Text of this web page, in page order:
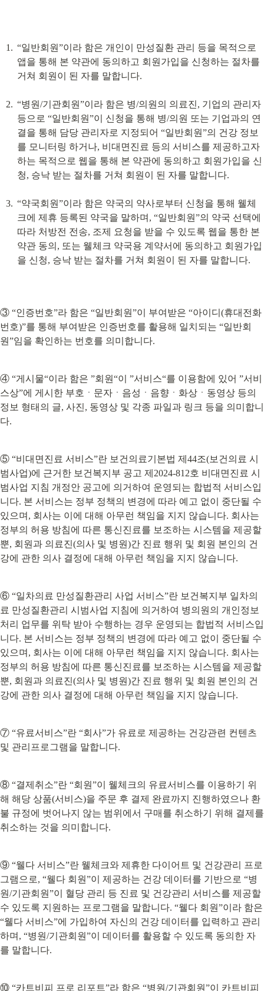
“일반회원”이라 함은 개인이 만성질환 관리 등을 목적으로
앱을 통해 본 약관에 동의하고 회원가입을 신청하는 절차를
거쳐 회원이 된 자를 말합니다.
“병원/기관회원”이라 함은 병/의원의 의료진, 기업의 관리자
등으로 “일반회원”이 신청을 통해 병/의원 또는 기업과의 연
결을 통해 담당 관리자로 지정되어 “일반회원”의 건강 정보
를 모니터링 하거나, 비대면진료 등의 서비스를 제공하고자
하는 목적으로 웹을 통해 본 약관에 동의하고 회원가입을 신
청, 승낙 받는 절차를 거쳐 회원이 된 자를 말합니다.
“약국회원”이라 함은 약국의 약사로부터 신청을 통해 웰체
크에 제휴 등록된 약국을 말하며, “일반회원”의 약국 선택에
따라 처방전 전송, 조제 요청을 받을 수 있도록 웹을 통한 본
약관 동의, 또는 웰체크 약국용 계약서에 동의하고 회원가입
을 신청, 승낙 받는 절차를 거쳐 회원이 된 자를 말합니다.
③ “인증번호”라 함은 “일반회원”이 부여받은 “아이디(휴대전화
번호)”를 통해 부여받은 인증번호를 활용해 일치되는 “일반회
원”임을 확인하는 번호를 의미합니다.
④ “게시물“이라 함은 ”회원“이 ”서비스“를 이용함에 있어 ”서비
스상”에 게시한 부호ㆍ문자ㆍ음성ㆍ음향ㆍ화상ㆍ동영상 등의
정보 형태의 글, 사진, 동영상 및 각종 파일과 링크 등을 의미합니
다.
⑤ “비대면진료 서비스”란 보건의료기본법 제44조(보건의료 시
범사업)에 근거한 보건복지부 공고 제2024-812호 비대면진료 시
범사업 지침 개정안 공고에 의거하여 운영되는 합법적 서비스입
니다. 본 서비스는 정부 정책의 변경에 따라 예고 없이 중단될 수
있으며, 회사는 이에 대해 아무런 책임을 지지 않습니다. 회사는
정부의 허용 방침에 따른 통신진료를 보조하는 시스템을 제공할
뿐, 회원과 의료진(의사 및 병원)간 진료 행위 및 회원 본인의 건
강에 관한 의사 결정에 대해 아무런 책임을 지지 않습니다.
⑥ “일차의료 만성질환관리 사업 서비스”란 보건복지부 일차의
료 만성질환관리 시범사업 지침에 의거하여 병의원의 개인정보
처리 업무를 위탁 받아 수행하는 경우 운영되는 합법적 서비스입
니다. 본 서비스는 정부 정책의 변경에 따라 예고 없이 중단될 수
있으며, 회사는 이에 대해 아무런 책임을 지지 않습니다. 회사는
정부의 허용 방침에 따른 통신진료를 보조하는 시스템을 제공할
뿐, 회원과 의료진(의사 및 병원)간 진료 행위 및 회원 본인의 건
강에 관한 의사 결정에 대해 아무런 책임을 지지 않습니다.
⑦ “유료서비스”란 “회사”가 유료로 제공하는 건강관련 컨텐츠
및 관리프로그램을 말합니다.
⑧ “결제취소”란 “회원”이 웰체크의 유료서비스를 이용하기 위
해 해당 상품(서비스)을 주문 후 결제 완료까지 진행하였으나 환
불 규정에 벗어나지 않는 범위에서 구매를 취소하기 위해 결제를
취소하는 것을 의미합니다.
⑨ “웰다 서비스”란 웰체크와 제휴한 다이어트 및 건강관리 프로
그램으로, “웰다 회원”이 제공하는 건강 데이터를 기반으로 “병
원/기관회원”이 혈당 관리 등 진료 및 건강관리 서비스를 제공할
수 있도록 지원하는 프로그램을 말합니다. “웰다 회원”이라 함은
“웰다 서비스”에 가입하여 자신의 건강 데이터를 입력하고 관리
하며, “병원/기관회원”이 데이터를 활용할 수 있도록 동의한 자
를 말합니다.
⑩ “카트비피 프로 리포트”라 함은 “병원/기관회원”이 카트비피